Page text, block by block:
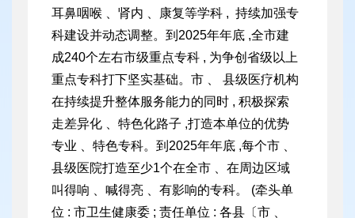
耳鼻咽喉 、肾内 、康复等学科 , 持续加强专
科建设并动态调整。到2025年年底 ,全市建
成240个左右市级重点专科 , 为争创省级以上
重点专科打下坚实基础。市 、 县级医疗机构
在持续提升整体服务能力的同时 , 积极探索
走差异化 、特色化路子 ,打造本单位的优势
专业 、特色专科。到2025年年底 ,每个市 、
县级医院打造至少1个在全市 、在周边区域
叫得响 、喊得亮 、有影响的专科。 (牵头单
位 : 市卫生健康委 ; 责任单位 : 各县 〔市 、